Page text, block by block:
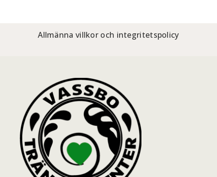
Allmänna villkor och integritetspolicy